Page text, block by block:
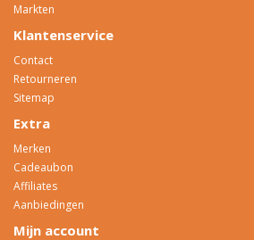
Markten
Klantenservice
Contact
Retourneren
Sitemap
Extra
Merken
Cadeaubon
Affiliates
Aanbiedingen
Mijn account